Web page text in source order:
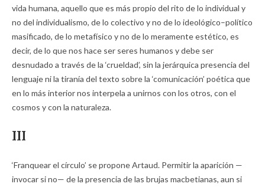
vida humana, aquello que es más propio del rito de lo individual y
no del individualismo, de lo colectivo y no de lo ideológico–político
masificado, de lo metafísico y no de lo meramente estético, es
decir, de lo que nos hace ser seres humanos y debe ser
desnudado a través de la ‘crueldad’, sin la jerárquica presencia del
lenguaje ni la tiranía del texto sobre la ‘comunicación’ poética que
en lo más interior nos interpela a unirnos con los otros, con el
cosmos y con la naturaleza.
III
‘Franquear el círculo’ se propone Artaud. Permitir la aparición —
invocar si no— de la presencia de las brujas macbetianas, aun si